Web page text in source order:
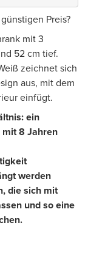
Preis?
mit 3
52 cm tief.
zeichnet sich
aus, mit dem
einfügt.
ein
8 Jahren
werden
die sich mit
und so eine